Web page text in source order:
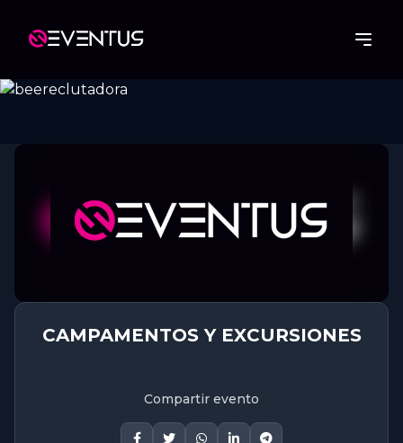
CAMPAMENTOS Y EXCURSIONES
Compartir evento